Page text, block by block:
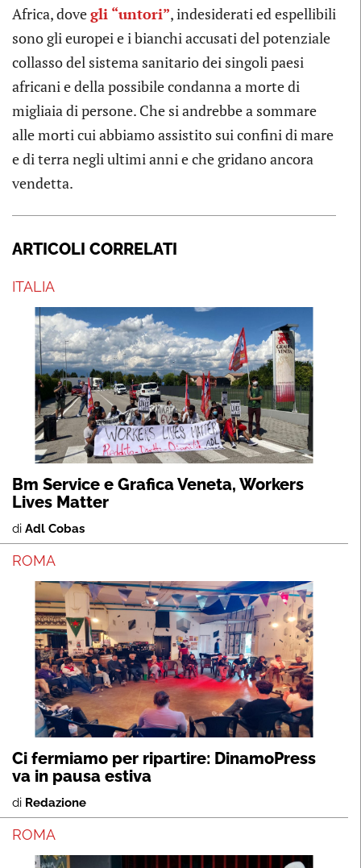
Africa, dovegli “untori”, indesiderati ed espellibili
sono gli europei e i bianchi accusati del potenziale
collasso del sistema sanitario dei singoli paesi
africani e della possibile condanna a morte di
migliaia di persone. Che si andrebbe a sommare
alle morti cui abbiamo assistito sui confini di mare
e di terra negli ultimi anni e che gridano ancora
vendetta.
ARTICOLI CORRELATI
ITALIA
Bm Service e Grafica Veneta, Workers
Lives Matter
di Adl Cobas
ROMA
Ci fermiamo per ripartire: DinamoPress
va in pausa estiva
di Redazione
ROMA